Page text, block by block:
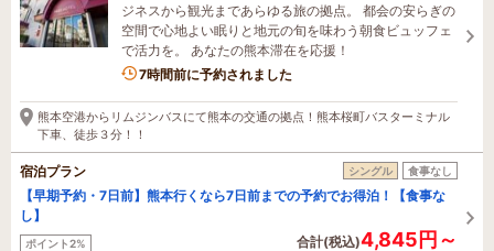
ジネスから観光まであらゆる旅の拠点。 都会の安らぎの
空間で心地よい眠りと地元の旬を味わう朝食ビュッフェ
で活力を。 あなたの熊本滞在を応援！
7時間前に予約されました
熊本空港からリムジンバスにて熊本の交通の拠点！熊本桜町バスターミナル
下車、徒歩３分！！
宿泊プラン シングル 食事なし
【早期予約・7日前】熊本行くなら7日前までの予約でお得泊！【食事な
し】
ポイント2% 合計(税込)4,845円～